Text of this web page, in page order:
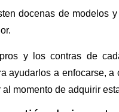
docenas de modelos
y los contras de
ayudarlos a enfocarse,
momento de adquirir